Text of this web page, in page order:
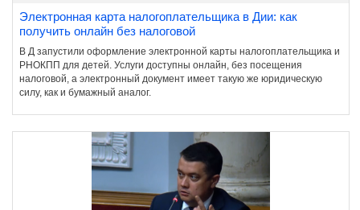
Электронная карта налогоплательщика в Дии: как
получить онлайн без налоговой
В Д запустили оформление электронной карты налогоплательщика и
РНОКПП для детей. Услуги доступны онлайн, без посещения
налоговой, а электронный документ имеет такую же юридическую
силу, как и бумажный аналог.